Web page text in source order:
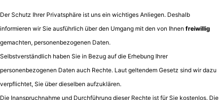
Der Schutz Ihrer Privatsphäre ist uns ein wichtiges Anliegen. Deshalb
informieren wir Sie ausführlich über den Umgang mit den von Ihnen freiwillig
gemachten, personenbezogenen Daten.
Selbstverständlich haben Sie in Bezug auf die Erhebung Ihrer
personenbezogenen Daten auch Rechte. Laut geltendem Gesetz sind wir dazu
verpflichtet, Sie über dieselben aufzuklären.
Die Inanspruchnahme und Durchführung dieser Rechte ist für Sie kostenlos. Die